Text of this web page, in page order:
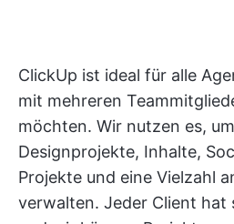
ClickUp ist ideal für alle
mit mehreren
möchten. Wir nutzen es,
Designprojekte, Inhalte,
Projekte und eine Vielzahl
verwalten. Jeder Client hat